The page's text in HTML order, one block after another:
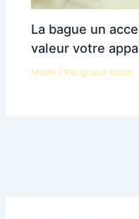
La bague un
valeur votre
Mode / Pargrand-salon